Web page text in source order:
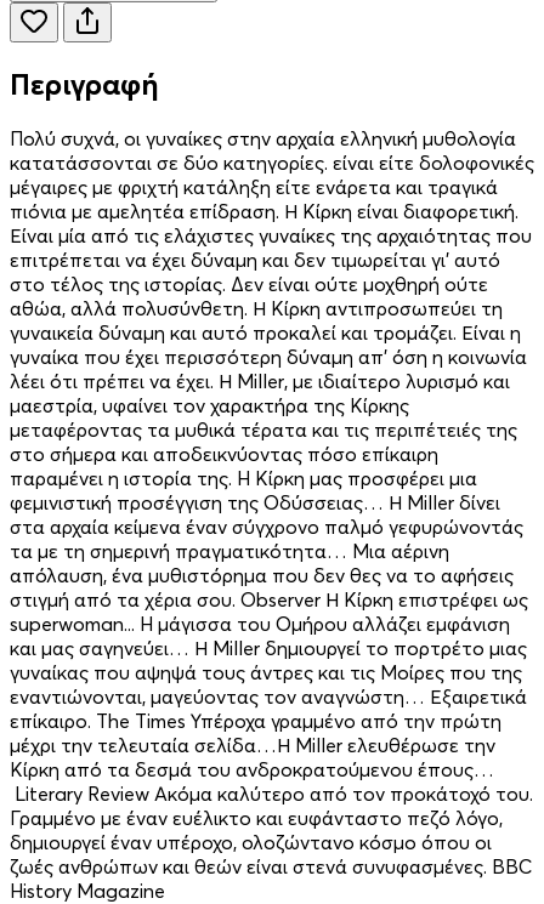
Περιγραφή
Πολύ συχνά, οι γυναίκες στην αρχαία ελληνική μυθολογία
κατατάσσονται σε δύο κατηγορίες. είναι είτε δολοφονικές
μέγαιρες με φριχτή κατάληξη είτε ενάρετα και τραγικά
πιόνια με αμελητέα επίδραση. Η Κίρκη είναι διαφορετική.
Είναι μία από τις ελάχιστες γυναίκες της αρχαιότητας που
επιτρέπεται να έχει δύναμη και δεν τιμωρείται γι’ αυτό
στο τέλος της ιστορίας. Δεν είναι ούτε μοχθηρή ούτε
αθώα, αλλά πολυσύνθετη. Η Κίρκη αντιπροσωπεύει τη
γυναικεία δύναμη και αυτό προκαλεί και τρομάζει. Είναι η
γυναίκα που έχει περισσότερη δύναμη απ’ όση η κοινωνία
λέει ότι πρέπει να έχει. Η Miller, με ιδιαίτερο λυρισμό και
μαεστρία, υφαίνει τον χαρακτήρα της Κίρκης
μεταφέροντας τα μυθικά τέρατα και τις περιπέτειές της
στο σήμερα και αποδεικνύοντας πόσο επίκαιρη
παραμένει η ιστορία της. H Κίρκη μας προσφέρει μια
φεμινιστική προσέγγιση της Οδύσσειας… Η Miller δίνει
στα αρχαία κείμενα έναν σύγχρονο παλμό γεφυρώνοντάς
τα με τη σημερινή πραγματικότητα… Μια αέρινη
απόλαυση, ένα μυθιστόρημα που δεν θες να το αφήσεις
στιγμή από τα χέρια σου. Observer Η Κίρκη επιστρέφει ως
superwoman... H μάγισσα του Ομήρου αλλάζει εμφάνιση
και μας σαγηνεύει… Η Miller δημιουργεί το πορτρέτο μιας
γυναίκας που αψηψά τους άντρες και τις Μοίρες που της
εναντιώνονται, μαγεύοντας τον αναγνώστη… Εξαιρετικά
επίκαιρο. The Times Υπέροχα γραμμένο από την πρώτη
μέχρι την τελευταία σελίδα…Η Miller ελευθέρωσε την
Κίρκη από τα δεσμά του ανδροκρατούμενου έπους…
Literary Review Ακόμα καλύτερο από τον προκάτοχό του.
Γραμμένο με έναν ευέλικτο και ευφάνταστο πεζό λόγο,
δημιουργεί έναν υπέροχο, ολοζώντανο κόσμο όπου οι
ζωές ανθρώπων και θεών είναι στενά συνυφασμένες. BBC
History Magazine